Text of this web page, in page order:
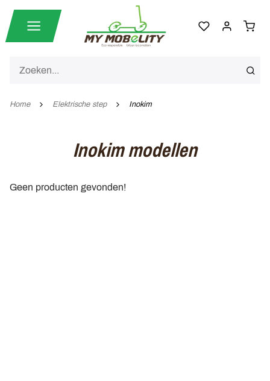
Home Elektrische step Inokim
Inokim modellen
Geen producten gevonden!